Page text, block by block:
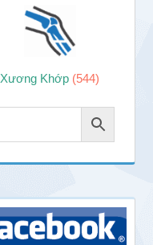
Xương Khớp (544)